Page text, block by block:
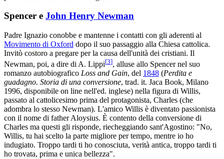
Spencer e John Henry Newman
Padre Ignazio conobbe e mantenne i contatti con gli aderenti al
Movimento di Oxford dopo il suo passaggio alla Chiesa cattolica.
Invitò costoro a pregare per la causa dell'unità dei cristiani. Il
Newman, poi, a dire di A. Lippi[3], alluse allo Spencer nel suo
romanzo autobiografico Loss and Gain, del 1848 (Perdita e
guadagno. Storia di una conversione, trad. it. Jaca Book, Milano
1996, disponibile on line nell'ed. inglese) nella figura di Willis,
passato al cattolicesimo prima del protagonista, Charles (che
adombra lo stesso Newman). L'amico Willis è diventato passionista
con il nome di father Aloysius. È contento della conversione di
Charles ma questi gli risponde, riecheggiando sant'Agostino: "No,
Willis, tu hai scelto la parte migliore per tempo, mentre io ho
indugiato. Troppo tardi ti ho conosciuta, verità antica, troppo tardi ti
ho trovata, prima e unica bellezza".